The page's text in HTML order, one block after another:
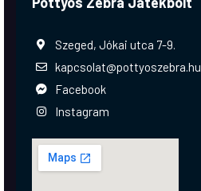
Szeged, Jókai utca 7-9.
kapcsolat@pottyoszebra.hu
Facebook
Instagram